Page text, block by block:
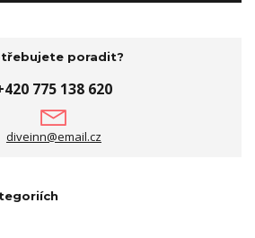
poradit?
775 138 620
diveinn@email.cz